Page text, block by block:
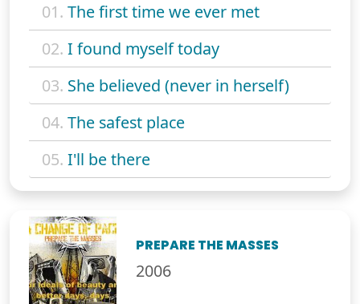
01. The first time we ever met
02. I found myself today
03. She believed (never in herself)
04. The safest place
05. I'll be there
PREPARE THE MASSES
2006